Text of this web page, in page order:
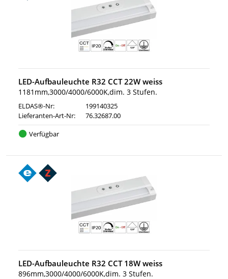
LED-Aufbauleuchte R32 CCT 22W weiss
1181mm,3000/4000/6000K,dim. 3 Stufen.
ELDAS®-Nr:
199140325
Lieferanten-Art-Nr:
76.32687.00
Verfügbar
LED-Aufbauleuchte R32 CCT 18W weiss
896mm,3000/4000/6000K,dim. 3 Stufen.